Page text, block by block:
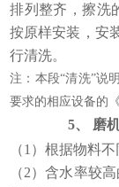
排列整齐，擦洗
按原样安装，安
行清洗。
注：本段“清洗”说
要求的相应设备的
5、
磨
（1）根据物料
（2）含水率较